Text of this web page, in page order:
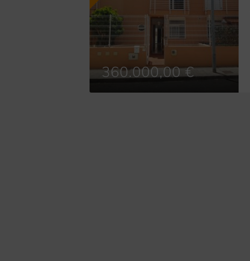
360.000,00 €